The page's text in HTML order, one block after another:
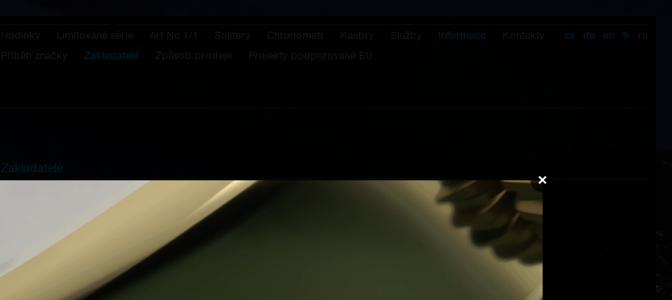
×
Informace
Zakladatelé
cs de en fr ru
Zakladatelé